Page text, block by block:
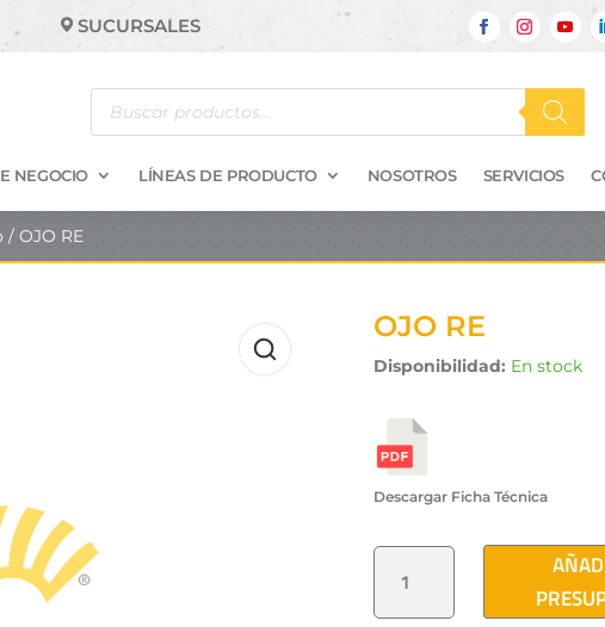
SUCURSALES
Búsqueda
productos
NEGOCIO LÍNEAS DE PRODUCTO NOSOTROS SERVICIOS
/ OJO RE
OJO RE
Disponibilidad: En stock
Descargar Ficha Técnica
OJO
CANTIDAD